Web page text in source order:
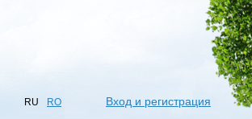
RU RO Вход и регистрация